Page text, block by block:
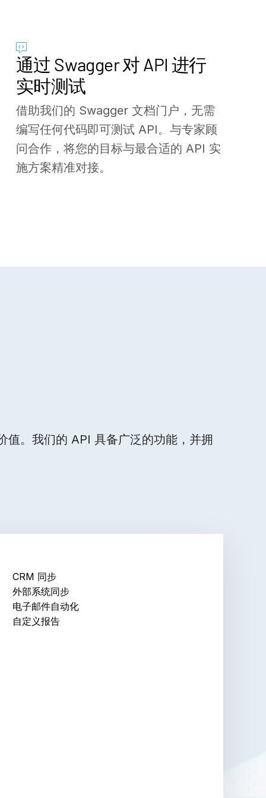
通过 Swagger 对 API 进行
实时测试
借助我们的 Swagger 文档门户，无需
编写任何代码即可测试 API。与专家顾
问合作，将您的目标与最合适的 API 实
施方案精准对接。
。我们的 API 具备广泛的功能，并拥
CRM 同步
外部系统同步
电子邮件自动化
自定义报告